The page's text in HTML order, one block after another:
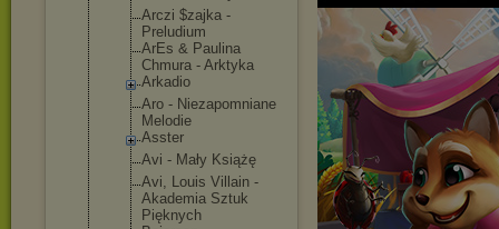
Arczi $zajka -
Preludium
ArEs & Paulina
Chmura - Arktyka
Arkadio
Aro - Niezapomniane
Melodie
Asster
Avi - Mały Książę
Avi, Louis Villain -
Akademia Sztuk
Pięknych